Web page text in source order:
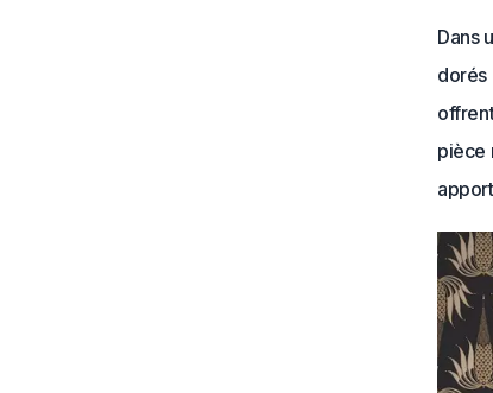
Dans
dorés
pièce